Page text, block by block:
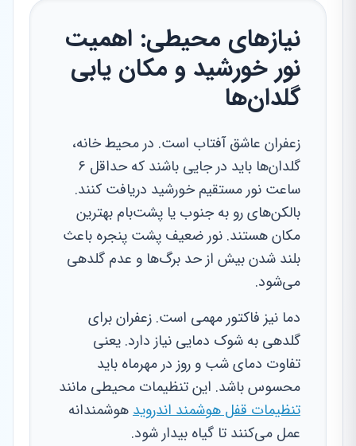
نیازهای محیطی: اهمیت
نور خورشید و مکان‌ یابی
گلدان‌ها
زعفران عاشق آفتاب است. در محیط خانه،
گلدان‌ها باید در جایی باشند که حداقل ۶
ساعت نور مستقیم خورشید دریافت کنند.
بالکن‌های رو به جنوب یا پشت‌بام بهترین
مکان هستند. نور ضعیف پشت پنجره باعث
بلند شدن بیش از حد برگ‌ها و عدم گلدهی
می‌شود.
دما نیز فاکتور مهمی است. زعفران برای
گلدهی به شوک دمایی نیاز دارد. یعنی
تفاوت دمای شب و روز در مهرماه باید
محسوس باشد. این تنظیمات محیطی مانند
تنظیمات قفل هوشمند اندرویدهوشمندانه
عمل می‌کنند تا گیاه بیدار شود.